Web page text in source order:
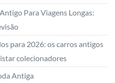
Para Viagens Longas:
para 2026: os carros antigos
colecionadores
Antiga